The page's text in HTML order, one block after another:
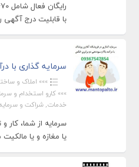
با قابلیت درج آگهی
سرمایه گذاری با
»»» املاک و
»»» کارو استخدام و
خدمات, شراکت و
سرمایه از شما، کار
یا مغازه و یا